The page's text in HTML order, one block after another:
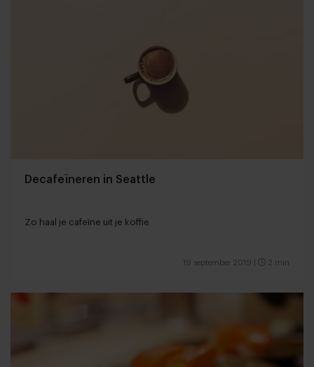
Decafeïneren in Seattle
Zo haal je cafeïne uit je koffie
19 september 2019 2 min